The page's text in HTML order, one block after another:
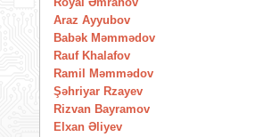
Araz Ayyubov
Babək Məmmədov
Rauf Khalafov
Ramil Məmmədov
Şəhriyar Rzayev
Rizvan Bayramov
Elxan Əliyev